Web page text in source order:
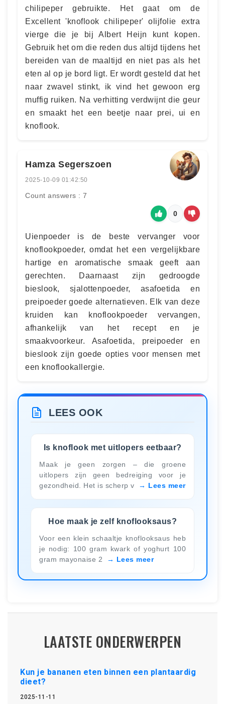
chilipeper gebruikte. Het gaat om de
Excellent 'knoflook chilipeper' olijfolie extra
vierge die je bij Albert Heijn kunt kopen.
Gebruik het om die reden dus altijd tijdens het
bereiden van de maaltijd en niet pas als het
eten al op je bord ligt. Er wordt gesteld dat het
naar zwavel stinkt, ik vind het gewoon erg
muffig ruiken. Na verhitting verdwijnt die geur
en smaakt het een beetje naar prei, ui en
knoflook.
Hamza Segerszoen
2025-10-09 01:42:50
Count answers : 7
0
Uienpoeder is de beste vervanger voor
knoflookpoeder, omdat het een vergelijkbare
hartige en aromatische smaak geeft aan
gerechten. Daarnaast zijn gedroogde
bieslook, sjalottenpoeder, asafoetida en
preipoeder goede alternatieven. Elk van deze
kruiden kan knoflookpoeder vervangen,
afhankelijk van het recept en je
smaakvoorkeur. Asafoetida, preipoeder en
bieslook zijn goede opties voor mensen met
een knoflookallergie.
LEES OOK
Is knoflook met uitlopers eetbaar?
Maak je geen zorgen – die groene
uitlopers zijn geen bedreiging voor je
gezondheid. Het is scherp v
Lees meer
Hoe maak je zelf knoflooksaus?
Voor een klein schaaltje knoflooksaus heb
je nodig: 100 gram kwark of yoghurt 100
gram mayonaise 2
Lees meer
LAATSTE ONDERWERPEN
Kun je bananen eten binnen een plantaardig
dieet?
2025-11-11